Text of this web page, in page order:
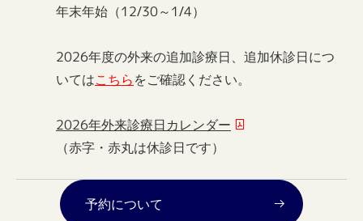
年末年始（12/30～1/4）
2026年度の外来の追加診療日、追加休診日につ
いてはこちらをご確認ください。
2026年外来診療日カレンダー
（赤字・赤丸は休診日です）
予約について